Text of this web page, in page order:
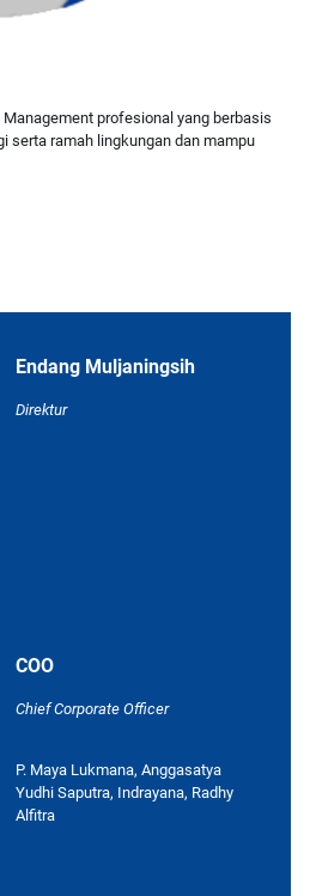
profesional yang berbasis
serta ramah lingkungan dan mampu
Endang Muljaningsih
Direktur
COO
Chief Corporate Officer
P. Maya Lukmana, Anggasatya
Yudhi Saputra, Indrayana, Radhy
Alfitra